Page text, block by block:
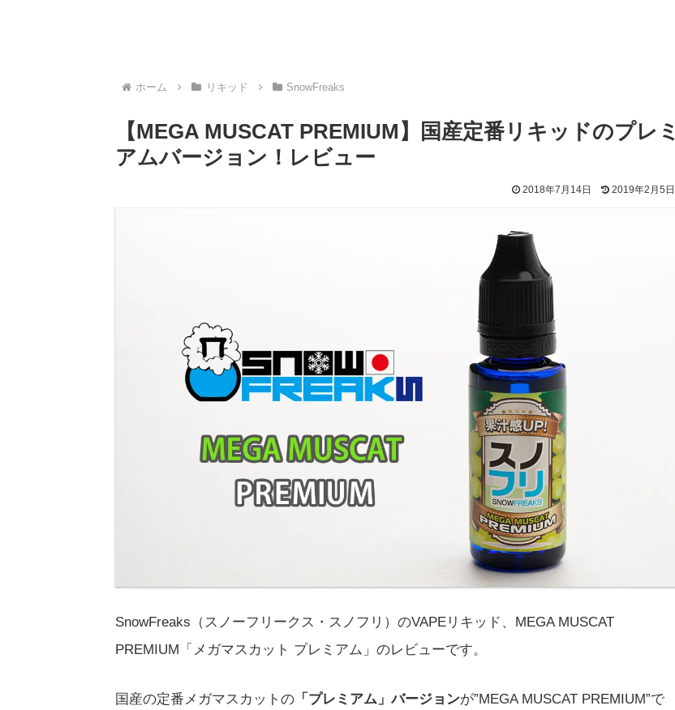
ホーム リキッド SnowFreaks
【MEGA MUSCAT PREMIUM】国産定番リキッドのプレミ
アムバージョン！レビュー
2018年7月14日 2019年2月5日
SnowFreaks（スノーフリークス・スノフリ）のVAPEリキッド、MEGA MUSCAT
PREMIUM「メガマスカット プレミアム」のレビューです。
国産の定番メガマスカットの 「プレミアム」バージョンが”MEGA MUSCAT PREMIUM”で